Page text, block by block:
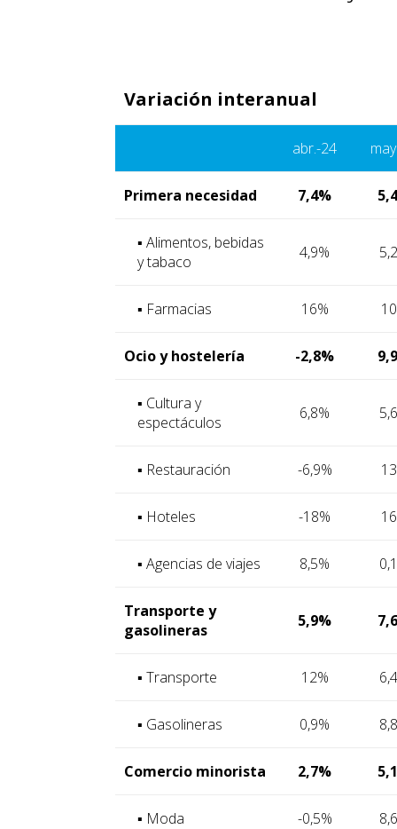
Variación interanual
abr.-24
Primera necesidad 7,4%
▪ Alimentos, bebidas
y tabaco
4,9%
▪ Farmacias 16%
Ocio y hostelería -2,8%
▪ Cultura y
espectáculos
6,8%
▪ Restauración -6,9%
▪ Hoteles -18%
▪ Agencias de viajes 8,5%
Transporte y
gasolineras
5,9%
▪ Transporte 12%
▪ Gasolineras 0,9%
Comercio minorista 2,7%
▪ Moda -0,5%